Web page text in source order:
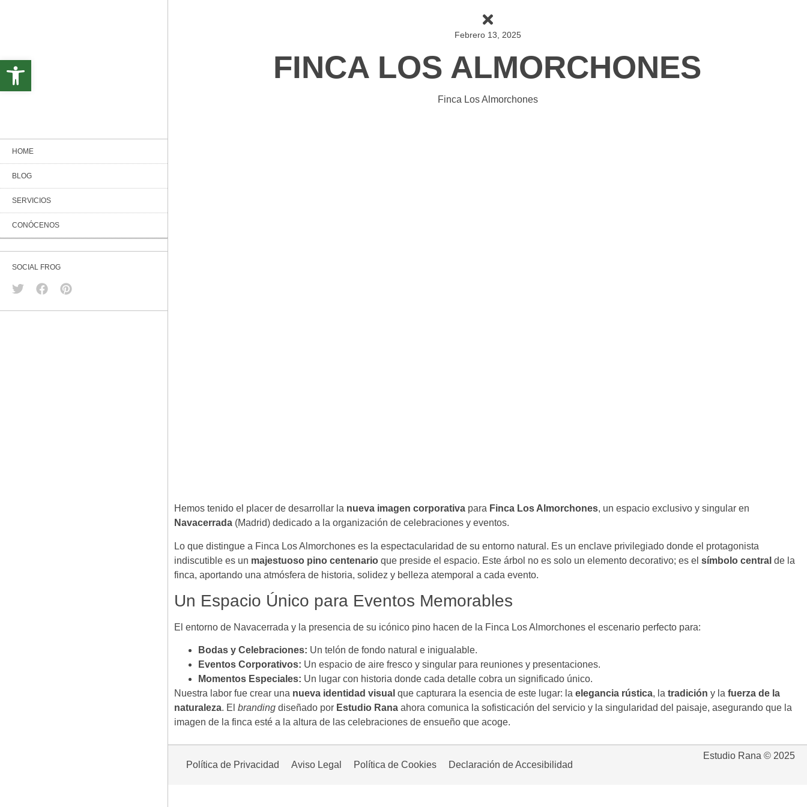
HOME
BLOG
SERVICIOS
CONÓCENOS
SOCIAL FROG
Febrero 13, 2025
FINCA LOS ALMORCHONES
Finca Los Almorchones
Hemos tenido el placer de desarrollar la nueva imagen corporativa para Finca Los Almorchones, un espacio exclusivo y singular en
Navacerrada (Madrid) dedicado a la organización de celebraciones y eventos.
Lo que distingue a Finca Los Almorchones es la espectacularidad de su entorno natural. Es un enclave privilegiado donde el protagonista
indiscutible es un majestuoso pino centenario que preside el espacio. Este árbol no es solo un elemento decorativo; es el símbolo central de la
finca, aportando una atmósfera de historia, solidez y belleza atemporal a cada evento.
Un Espacio Único para Eventos Memorables
El entorno de Navacerrada y la presencia de su icónico pino hacen de la Finca Los Almorchones el escenario perfecto para:
Bodas y Celebraciones: Un telón de fondo natural e inigualable.
Eventos Corporativos: Un espacio de aire fresco y singular para reuniones y presentaciones.
Momentos Especiales: Un lugar con historia donde cada detalle cobra un significado único.
Nuestra labor fue crear una nueva identidad visual que capturara la esencia de este lugar: la elegancia rústica, la tradición y la fuerza de la
naturaleza. El branding diseñado por Estudio Rana ahora comunica la sofisticación del servicio y la singularidad del paisaje, asegurando que la
imagen de la finca esté a la altura de las celebraciones de ensueño que acoge.
Política de Privacidad Aviso Legal Política de Cookies Declaración de Accesibilidad
Estudio Rana © 2025
Abrir barra de herramientas